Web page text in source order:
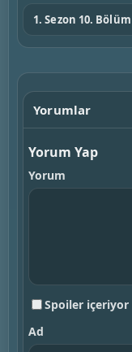
1. Sezon 10. Bölüm
Yorumlar
Yorum Yap
Yorum
Spoiler içeriyor
Ad